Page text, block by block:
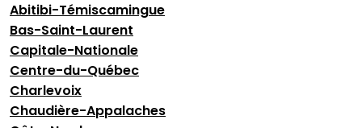
Abitibi-Témiscamingue
Bas-Saint-Laurent
Capitale-Nationale
Centre-du-Québec
Charlevoix
Chaudière-Appalaches